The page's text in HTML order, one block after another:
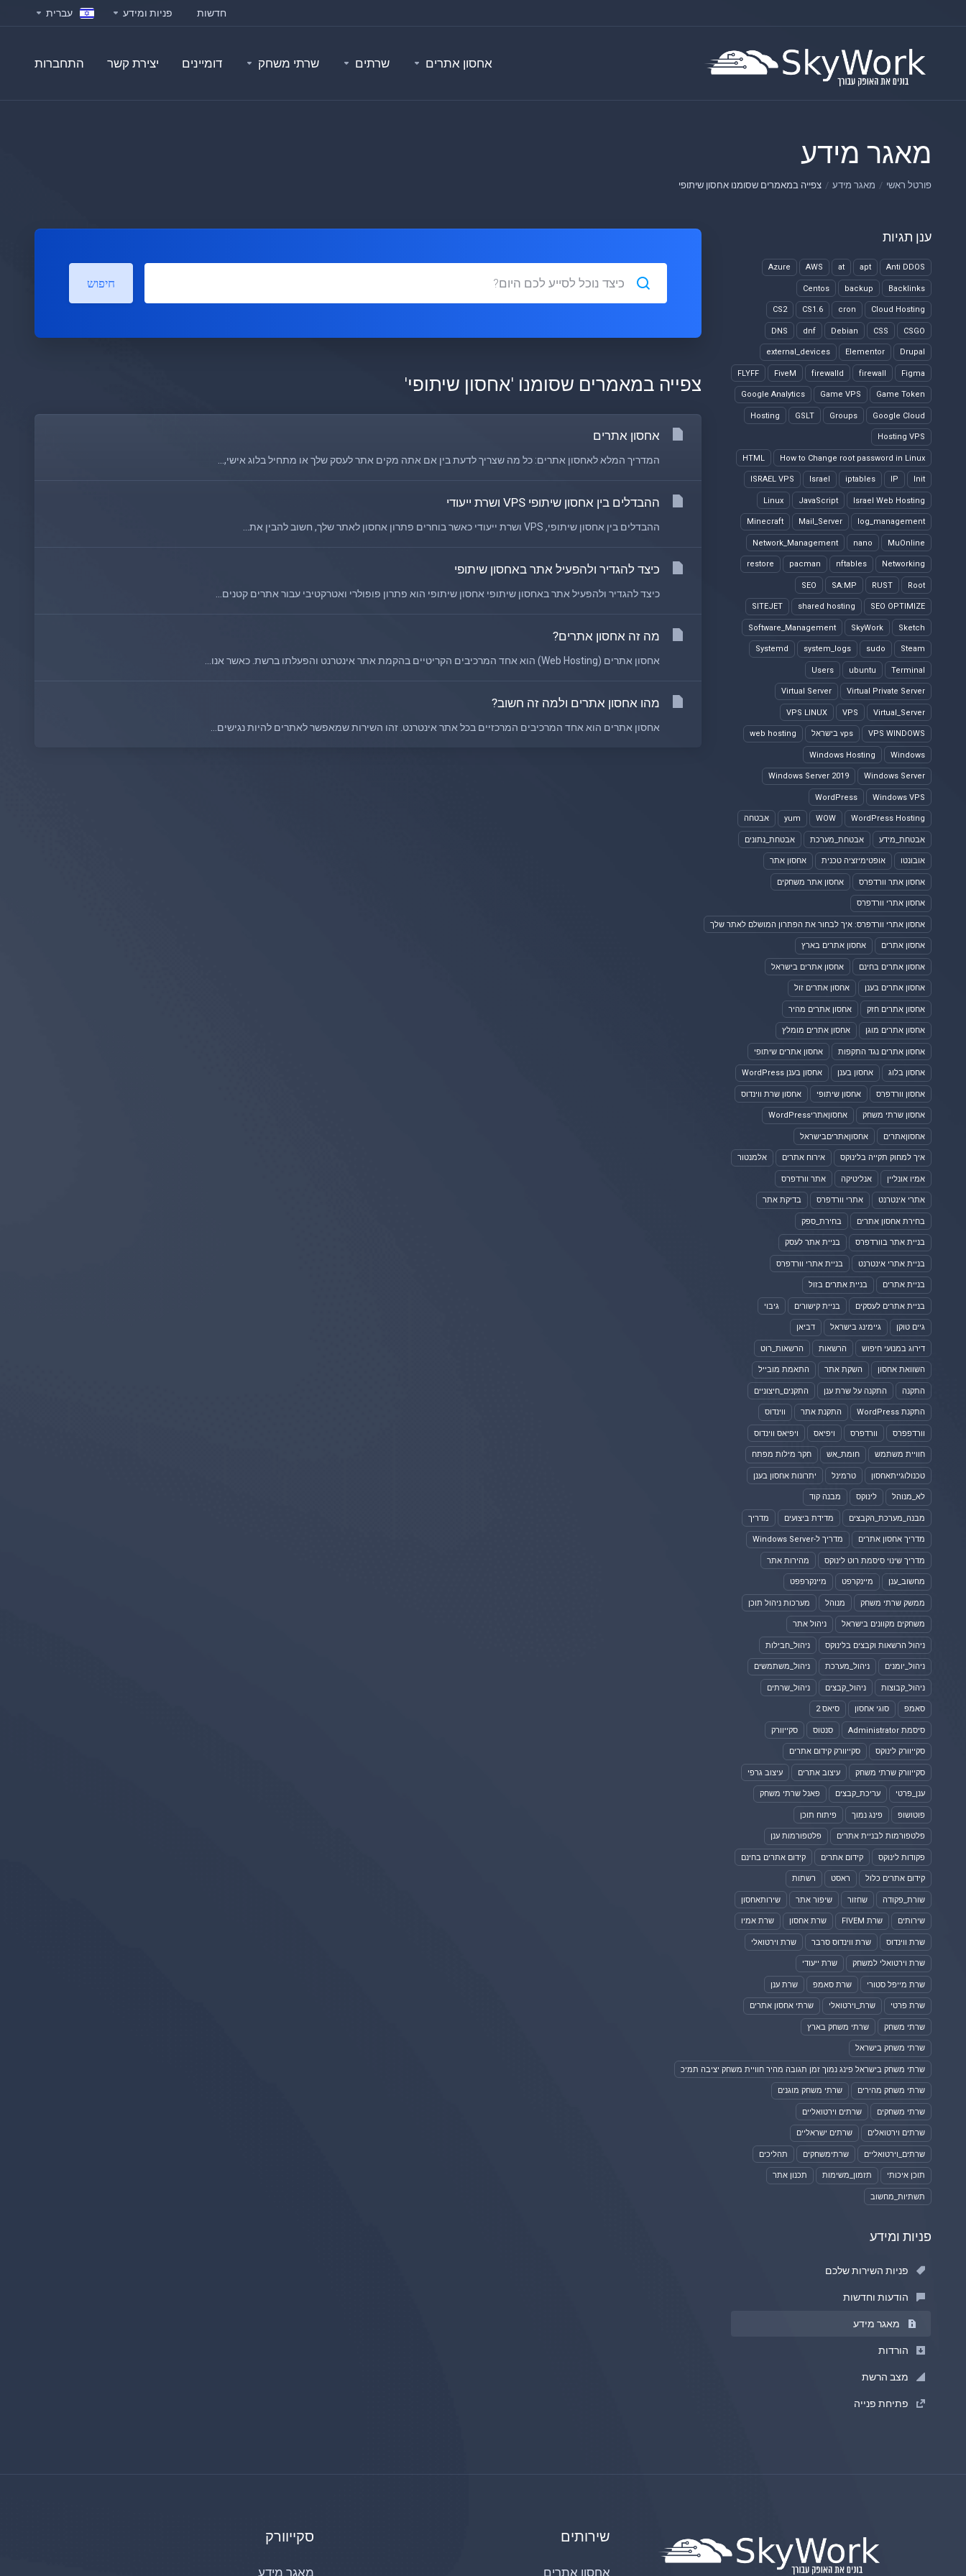
חדשות פניות ומידע עברית
אחסון אתרים שרתים שרתי משחק דומיינים יצירת קשר התחברות
מאגר מידע
פורטל ראשי מאגר מידע צפייה במאמרים שסומנו אחסון שיתופי
ענן תגיות
Anti DDOS
apt
at
AWS
Azure
Backlinks
backup
Centos
Cloud Hosting
cron
CS1.6
CS2
CSGO
CSS
Debian
dnf
DNS
Drupal
Elementor
external_devices
Figma
firewall
firewalld
FiveM
FLYFF
Game Token
Game VPS
Google Analytics
Google Cloud
Groups
GSLT
Hosting
Hosting VPS
How to Change root password in Linux
HTML
Init
IP
iptables
Israel
ISRAEL VPS
Israel Web Hosting
JavaScript
Linux
log_management
Mail_Server
Minecraft
MuOnline
nano
Network_Management
Networking
nftables
pacman
restore
Root
RUST
SA:MP
SEO
SEO OPTIMIZE
shared hosting
SITEJET
Sketch
SkyWork
Software_Management
Steam
sudo
system_logs
Systemd
Terminal
ubuntu
Users
Virtual Private Server
Virtual Server
Virtual_Server
VPS
VPS LINUX
VPS WINDOWS vps בישראל web hosting
Windows
Windows Hosting
Windows Server
Windows Server 2019
Windows VPS
WordPress
WordPress Hosting
WOW
yum אבטחה
אבטחת_מידע אבטחת_מערכת אבטחת_נתונים
אובונטו אופטימיזציה טכנית אחסון אתר
אחסון אתר וורדפרס אחסון אתר משחקים
אחסון אתרי וורדפרס
אחסון אתרי וורדפרס: איך לבחור את הפתרון המושלם לאתר שלך
אחסון אתרים אחסון אתרים בארץ
אחסון אתרים בחינם אחסון אתרים בישראל
אחסון אתרים בענן אחסון אתרים זול
אחסון אתרים חזק אחסון אתרים מהיר
אחסון אתרים מוגן אחסון אתרים מומלץ
אחסון אתרים נגד התקפות אחסון אתרים שיתופי
אחסון בלוג אחסון בענן אחסון בענן WordPress
אחסון וורדפרס אחסון שיתופי אחסון שרת ווינדוס
אחסון שרתי משחק אחסוןאתריWordPress
אחסוןאתרים אחסוןאתריםבישראל
איך למחוק תקייה בלינוקס אירוח אתרים אלמנטור
אמיו אונליין אנליטיקה אתר וורדפרס
אתרי אינטרנט אתרי וורדפרס בדיקת אתר
בחירת אחסון אתרים בחירת_ספק
בניית אתר בוורדפרס בניית אתר לעסק
בניית אתרי אינטרנט בניית אתרי וורדפרס
בניית אתרים בניית אתרים בזול
בניית אתרים לעסקים בניית קישורים גיבוי
גיים טוקן גיימינג בישראל דביאן
דירוג במנועי חיפוש הרשאות הרשאות_רוט
השוואת אחסון השקת אתר התאמת מובייל
התקנה התקנה על שרת ענן התקנים_חיצוניים
התקנת WordPress התקנת אתר ווינדוס
וורדפפרס וורדפרס ויפיאס ויפיאס ווינדוס
חוויית משתמש חומת_אש חקר מילות מפתח
טכנולוגייתאחסון טרמינל יתרונות אחסון בענן
לא_מנוהל לינוקס מבנה קוד
מבנה_מערכת_הקבצים מדידת ביצועים מדריך
מדריך אחסון אתרים מדריך ל-Windows Server
מדריך שינוי סיסמת רוט לינוקס מהירות אתר
מחשוב_ענן מיינקרפט מיינקרפפט
ממשק שרתי משחק מנוהל מערכות ניהול תוכן
משחקים מקוונים בישראל ניהול אתר
ניהול הרשאות וקבצים בלינוקס ניהול_חבילות
ניהול_יומנים ניהול_מערכת ניהול_משתמשים
ניהול_קבוצות ניהול_קבצים ניהול_שרתים
סאמפ סוגי אחסון סיאס 2
סיסמת Administrator סנטוס סקייוורק
סקייוורק לינוקס סקייוורק קידום אתרים
סקייוורק שרתי משחק עיצוב אתרים עיצוב גרפי
ענן_פרטי עריכת_קבצים פאנל שרתי משחק
פוטושופ פינג נמוך פיתוח תוכן
פלטפורמות לבניית אתרים פלטפורמות ענן
פקודות לינוקס קידום אתרים קידום אתרים בחינם
קידום אתרים כלול ראסט רשתות
שורת_פקודה שחזור שיפור אתר שירותאחסון
שירותים שרת FIVEM שרת אחסון שרת אמיו
שרת ווינדוס שרת ווינדוס סרבר שרת וירטואלי
שרת וירטואלי למשחק שרת ייעודי
שרת מייפל סטורי שרת סאמפ שרת ענן
שרת פרטי שרת_וירטואלי שרתי אחסון אתרים
שרתי משחק שרתי משחק בארץ
שרתי משחק בישראל
שרתי משחק בישראל פינג נמוך זמן תגובה מהיר חוויית משחק יציבה תמיכ
שרתי משחק מהירים שרתי משחק מוגנים
שרתי משחקים שרתים וירטואליים
שרתים וירטואלים שרתים ישראליים
שרתים_וירטואליים שרתימשחקים תהליכים
תוכן איכותי תזמון_משימות תכנון אתר
תשתיות_מחשוב
פניות ומידע
פניות השירות שלכם
הודעות וחדשות
מאגר מידע
הורדות
מצב הרשת
פתיחת פנייה
חיפוש
צפייה במאמרים שסומנו 'אחסון שיתופי'
אחסון אתרים
המדריך המלא לאחסון אתרים: כל מה שצריך לדעת בין אם אתה מקים אתר לעסק שלך או מתחיל בלוג אישי,...
ההבדלים בין אחסון שיתופי VPS ושרת ייעודי
ההבדלים בין אחסון שיתופי, VPS ושרת ייעודי כאשר בוחרים פתרון אחסון לאתר שלך, חשוב להבין את...
כיצד להגדיר ולהפעיל אתר באחסון שיתופי
כיצד להגדיר ולהפעיל אתר באחסון שיתופי אחסון שיתופי הוא פתרון פופולרי ואטרקטיבי עבור אתרים קטנים...
מה זה אחסון אתרים?
אחסון אתרים (Web Hosting) הוא אחד המרכיבים הקריטיים בהקמת אתר אינטרנט והפעלתו ברשת. כאשר אנו...
מהו אחסון אתרים ולמה זה חשוב?
אחסון אתרים הוא אחד המרכיבים המרכזיים בכל אתר אינטרנט. זהו השירות שמאפשר לאתרים להיות נגישים...
שירותים
אחסון אתרים
סקייוורק
מאגר מידע